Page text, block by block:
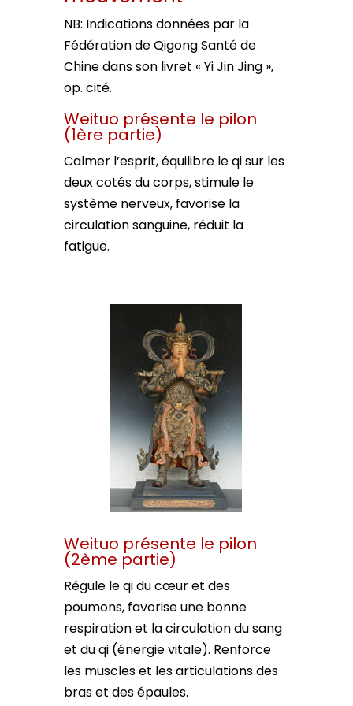
NB: Indications données par la
Fédération de Qigong Santé de
Chine dans son livret « Yi Jin Jing »,
op. cité.
Weituo présente le pilon
(1ère partie)
Calmer l’esprit, équilibre le qi sur les
deux cotés du corps, stimule le
système nerveux, favorise la
circulation sanguine, réduit la
fatigue.
Weituo présente le pilon
(2ème partie)
Régule le qi du cœur et des
poumons, favorise une bonne
respiration et la circulation du sang
et du qi (énergie vitale). Renforce
les muscles et les articulations des
bras et des épaules.